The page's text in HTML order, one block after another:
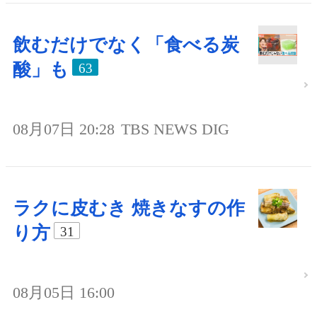
飲むだけでなく「食べる炭
酸」も
63
08月07日 20:28 TBS NEWS DIG
ラクに皮むき 焼きなすの作
り方
31
08月05日 16:00